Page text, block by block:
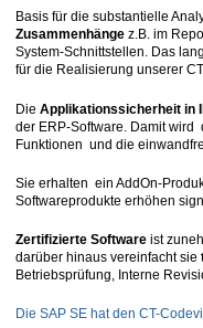
Basis für die substantielle
Zusammenhängez.B. im
System-Schnittstellen. Das
für die Realisierung unserer
Die Applikationssicherheit in
der ERP-Software. Damit wird
Funktionen und die
Sie erhalten ein AddOn-
Softwareprodukte erhöhen
Zertifizierte Softwareist
darüber hinaus vereinfacht sie
Betriebsprüfung, Interne
Die SAP SE hat den CT-